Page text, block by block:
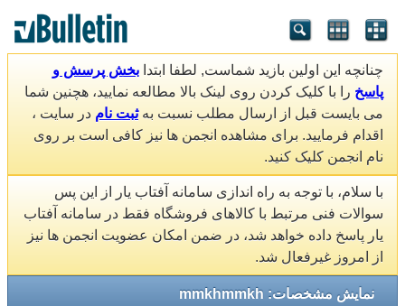
چنانچه این اولین بازید شماست, لطفا ابتدا بخش پرسش و
پاسخ را با کلیک کردن روی لینک بالا مطالعه نمایید، هچنین شما
می بایست قبل از ارسال مطلب نسبت بهثبت نام در سایت ،
اقدام فرمایید. برای مشاهده انجمن ها نیز کافی است بر روی
نام انجمن کلیک کنید.
با سلام، با توجه به راه اندازی سامانه آفتاب یار از این پس
سوالات فنی مرتبط با کالاهای فروشگاه فقط در سامانه آفتاب
یار پاسخ داده خواهد شد، در ضمن امکان عضویت انجمن ها نیز
از امروز غیرفعال شد.
نمایش مشخصات: mmkhmmkh